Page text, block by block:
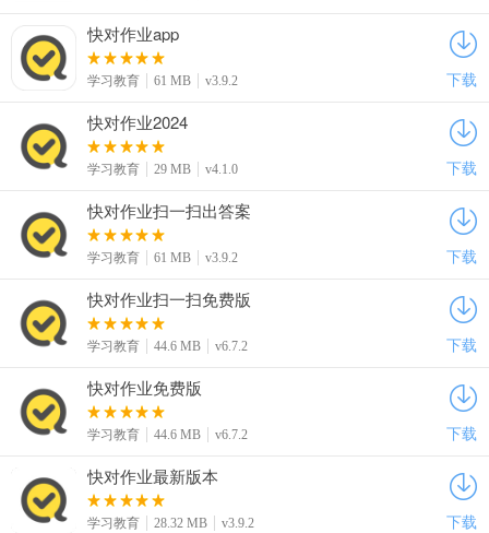
快对作业app
学习教育 61 MB v3.9.2 下载
快对作业2024
学习教育 29 MB v4.1.0 下载
快对作业扫一扫出答案
学习教育 61 MB v3.9.2 下载
快对作业扫一扫免费版
学习教育 44.6 MB v6.7.2 下载
快对作业免费版
学习教育 44.6 MB v6.7.2 下载
快对作业最新版本
学习教育 28.32 MB v3.9.2 下载